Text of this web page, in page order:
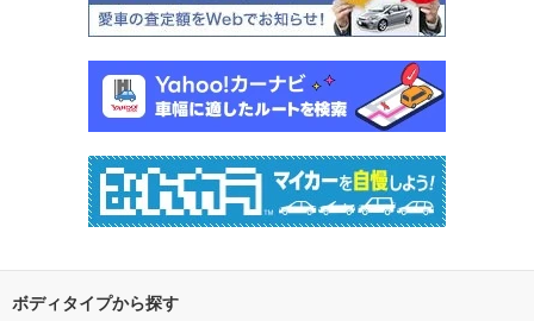
ボディタイプから探す